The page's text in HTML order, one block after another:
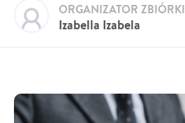
Izabella Izabela
ORGANIZATOR ZBIÓRKI